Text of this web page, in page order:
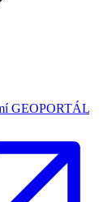
GEOPORTÁL